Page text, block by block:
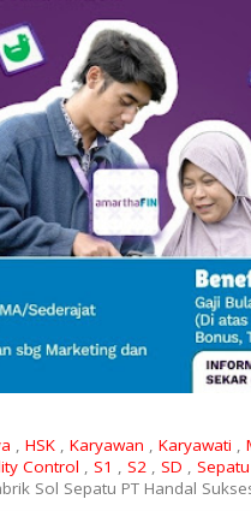
, HSK , Karyawan , Karyawati ,
Control , S1 , S2 , SD , Sepatu
Sol Sepatu PT Handal